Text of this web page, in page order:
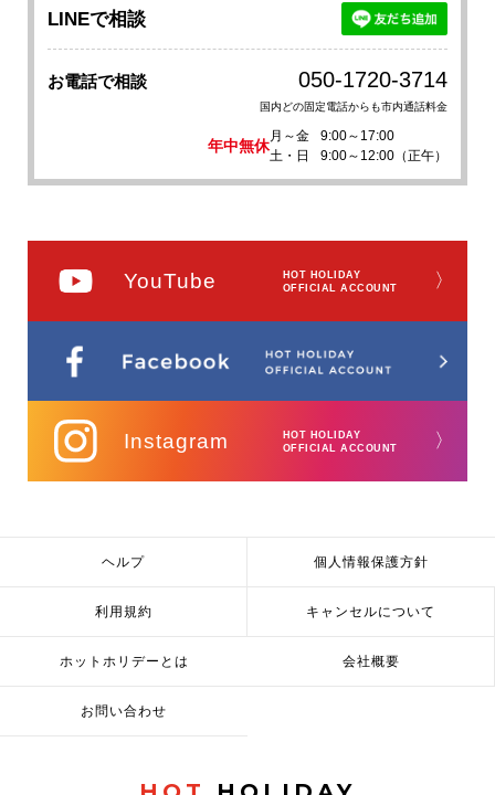
LINEで相談
お電話で相談 050-1720-3714
国内どの固定電話からも市内通話料金
年中無休
月～金
9:00～17:00
土・日
9:00～12:00（正午）
YouTube
HOT HOLIDAY
OFFICIAL ACCOUNT
〉
Instagram
HOT HOLIDAY
OFFICIAL ACCOUNT
〉
ヘルプ 個人情報保護方針
利用規約 キャンセルについて
ホットホリデーとは 会社概要
お問い合わせ